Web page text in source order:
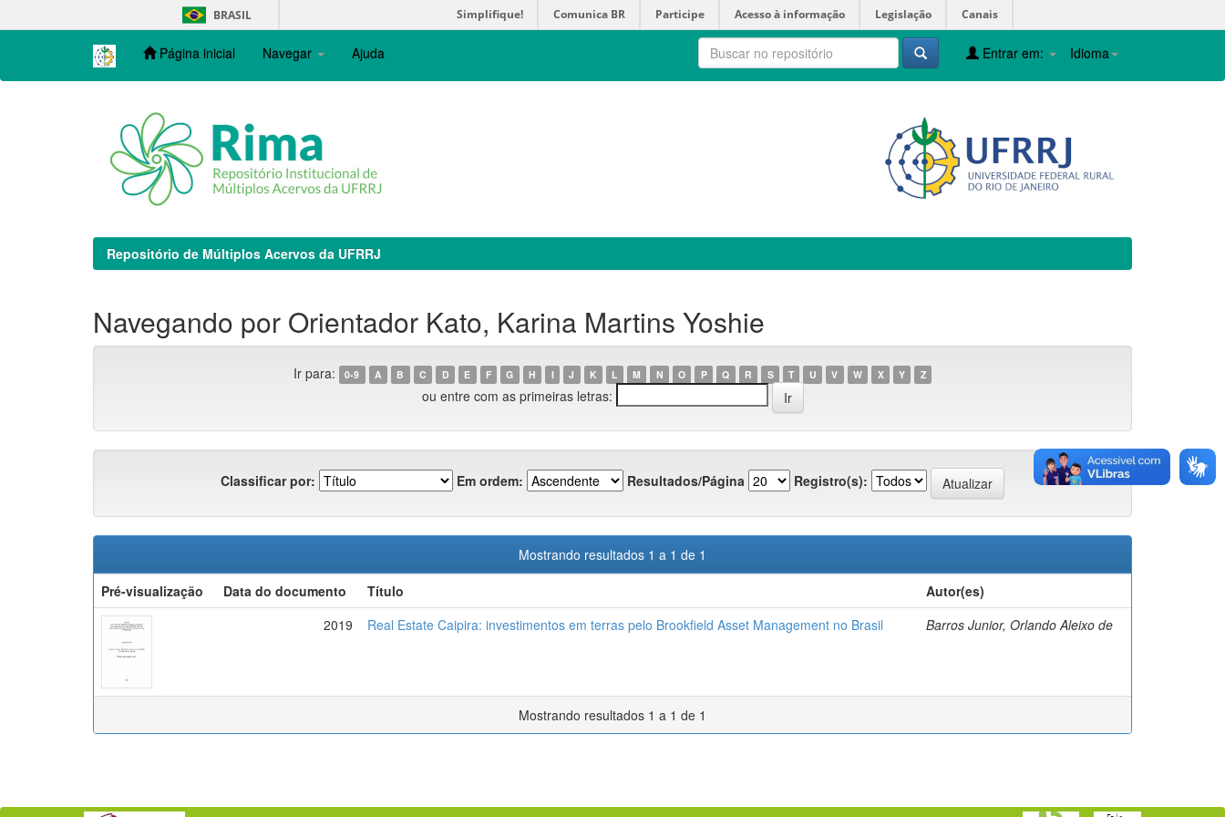
navigation
BRASIL Simplifique! Comunica BR Participe Acesso à informação Legislação Canais
Página inicial Navegar Ajuda Idioma
Entrar em:
Repositório de Múltiplos Acervos da UFRRJ
Navegando por Orientador Kato, Karina Martins Yoshie
Ir para: 0-9 A B C D E F G H I J K L M N O P Q R S T U V W X Y Z
ou entre com as primeiras letras:
Classificar por: Em ordem: Resultados/Página Registro(s):
Mostrando resultados 1 a 1 de 1
Pré-visualização
Data do documento Título
Autor(es)
2019
Real Estate Caipira: investimentos em terras pelo Brookfield Asset Management no Brasil Barros Junior, Orlando Aleixo de
Mostrando resultados 1 a 1 de 1